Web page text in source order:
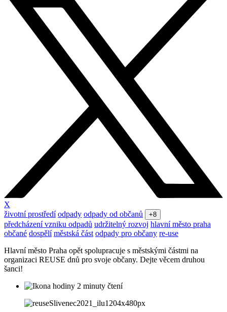
X
životní prostředí odpady odpady od občanů +8
předcházení vzniku odpadů udržitelný rozvoj hlavní město praha
občané dospělí městská část odpady pro občany re-use
Hlavní město Praha opět spolupracuje s městskými částmi na
organizaci REUSE dnů pro svoje občany. Dejte věcem druhou
šanci!
2 minuty čtení